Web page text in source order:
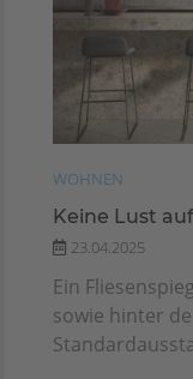
WOHNEN
Keine Lust
23.04.2025
Ein
sowie hinter